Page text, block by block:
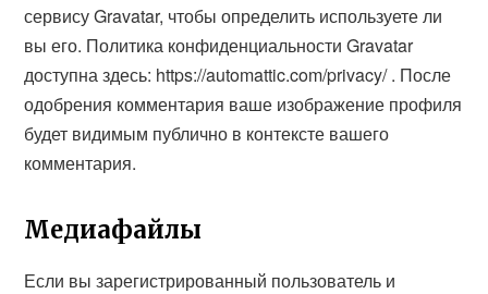
сервису Gravatar, чтобы определить используете ли
вы его. Политика конфиденциальности Gravatar
доступна здесь: https://automattic.com/privacy/ . После
одобрения комментария ваше изображение профиля
будет видимым публично в контексте вашего
комментария.
Медиафайлы
Если вы зарегистрированный пользователь и